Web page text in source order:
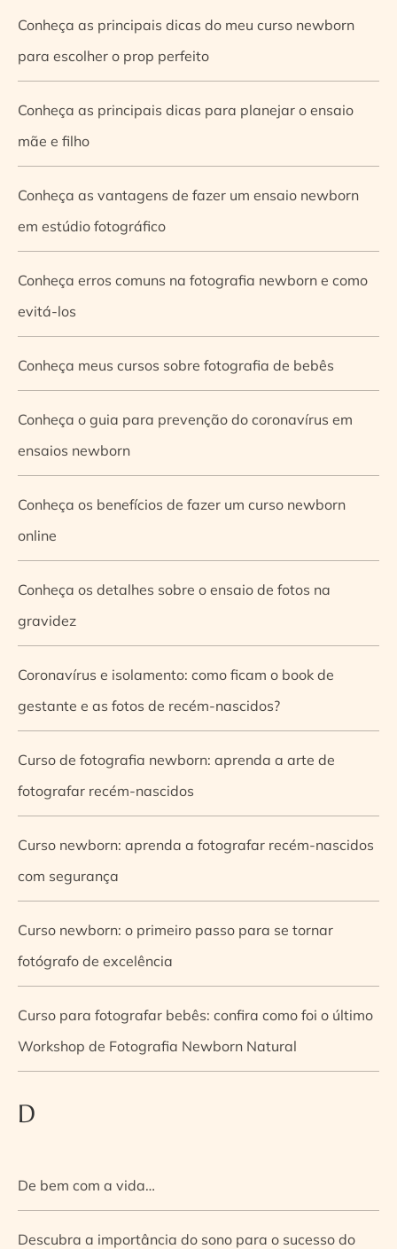
Conheça as principais dicas do meu curso newborn
para escolher o prop perfeito
Conheça as principais dicas para planejar o ensaio
mãe e filho
Conheça as vantagens de fazer um ensaio newborn
em estúdio fotográfico
Conheça erros comuns na fotografia newborn e como
evitá-los
Conheça meus cursos sobre fotografia de bebês
Conheça o guia para prevenção do coronavírus em
ensaios newborn
Conheça os benefícios de fazer um curso newborn
online
Conheça os detalhes sobre o ensaio de fotos na
gravidez
Coronavírus e isolamento: como ficam o book de
gestante e as fotos de recém-nascidos?
Curso de fotografia newborn: aprenda a arte de
fotografar recém-nascidos
Curso newborn: aprenda a fotografar recém-nascidos
com segurança
Curso newborn: o primeiro passo para se tornar
fotógrafo de excelência
Curso para fotografar bebês: confira como foi o último
Workshop de Fotografia Newborn Natural
D
De bem com a vida…
Descubra a importância do sono para o sucesso do